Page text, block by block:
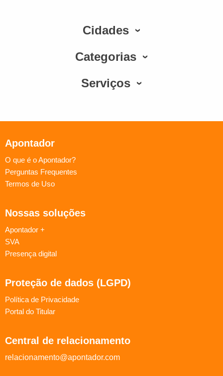
Cidades
Categorias
Serviços
Apontador
O que é o Apontador?
Perguntas Frequentes
Termos de Uso
Nossas soluções
Apontador +
SVA
Presença digital
Proteção de dados (LGPD)
Política de Privacidade
Portal do Titular
Central de relacionamento
relacionamento@apontador.com